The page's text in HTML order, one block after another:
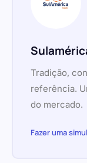
Tradição,
referência.
do mercado.
Fazer uma